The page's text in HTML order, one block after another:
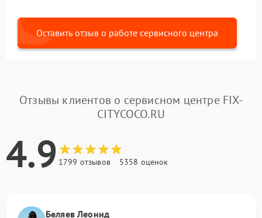
Оставить отзыв о работе сервисного центра
Отзывы клиентов о сервисном центре FIX-
CITYCOCO.RU
4.9 1799 отзывов 5358 оценок
Беляев Леонид